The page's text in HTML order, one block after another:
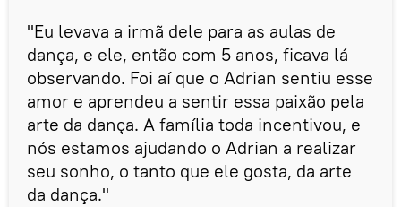
"Eu levava a irmã dele para as aulas de
dança, e ele, então com 5 anos, ficava lá
observando. Foi aí que o Adrian sentiu esse
amor e aprendeu a sentir essa paixão pela
arte da dança. A família toda incentivou, e
nós estamos ajudando o Adrian a realizar
seu sonho, o tanto que ele gosta, da arte
da dança."